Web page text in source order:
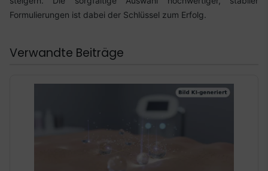
Formulierungen ist dabei der Schlüssel zum Erfolg.
Verwandte Beiträge